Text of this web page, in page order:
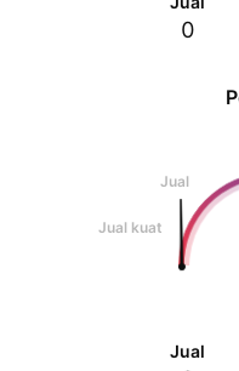
Jual
Jual kuat
Jual
0